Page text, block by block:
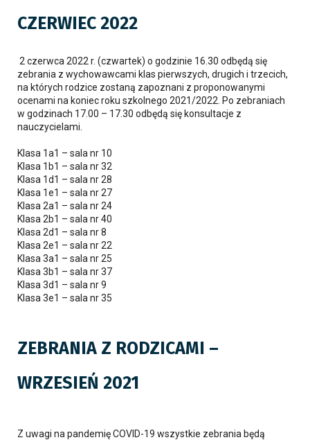
CZERWIEC 2022
2 czerwca 2022 r. (czwartek) o godzinie 16.30 odbędą się
zebrania z wychowawcami klas pierwszych, drugich i trzecich,
na których rodzice zostaną zapoznani z proponowanymi
ocenami na koniec roku szkolnego 2021/2022. Po zebraniach
w godzinach 17.00 – 17.30 odbędą się konsultacje z
nauczycielami.
Klasa 1a1 – sala nr 10
Klasa 1b1 – sala nr 32
Klasa 1d1 – sala nr 28
Klasa 1e1 – sala nr 27
Klasa 2a1 – sala nr 24
Klasa 2b1 – sala nr 40
Klasa 2d1 – sala nr 8
Klasa 2e1 – sala nr 22
Klasa 3a1 – sala nr 25
Klasa 3b1 – sala nr 37
Klasa 3d1 – sala nr 9
Klasa 3e1 – sala nr 35
ZEBRANIA Z RODZICAMI –
WRZESIEŃ 2021
Z uwagi na pandemię COVID-19 wszystkie zebrania będą